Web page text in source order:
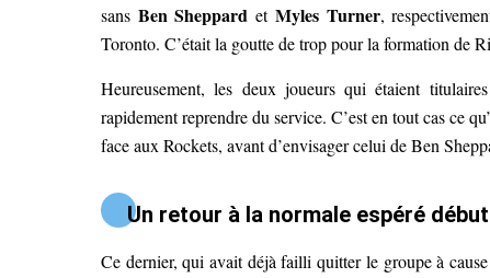
sans Ben Sheppardet Myles Turner,
Toronto. C’était la goutte de trop pour la formation de
Heureusement, les deux joueurs qui étaient
rapidement reprendre du service. C’est en tout cas ce
face aux Rockets, avant d’envisager celui de Ben
Un retour à la normale espéré
Ce dernier, qui avait déjà failli quitter le groupe à